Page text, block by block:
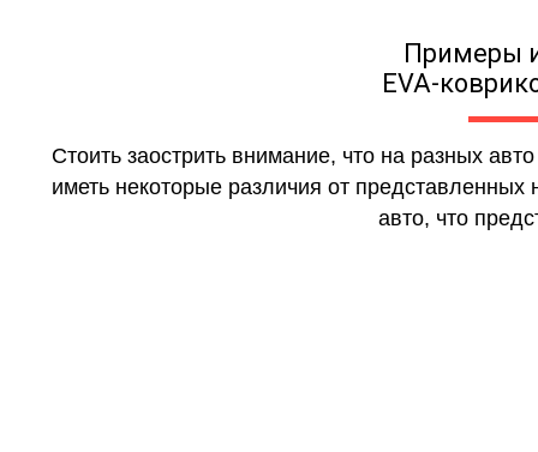
Примеры
EVA-
Стоить заострить внимание, что на разных
иметь некоторые различия от
авто, что